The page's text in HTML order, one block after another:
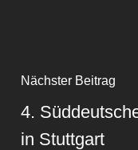
Nächster Beitrag
4.
in Stuttgart